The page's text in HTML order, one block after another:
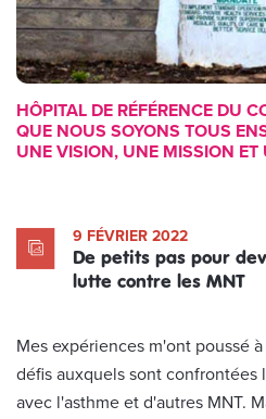
HÔPITAL DE RÉFÉRENCE DU
QUE NOUS SOYONS TOUS
UNE VISION, UNE MISSION ET
9 FÉVRIER 2022
De petits pas pour
lutte contre les MNT
Mes expériences m'ont poussé
défis auxquels sont confrontées
avec l'asthme et d'autres MNT.